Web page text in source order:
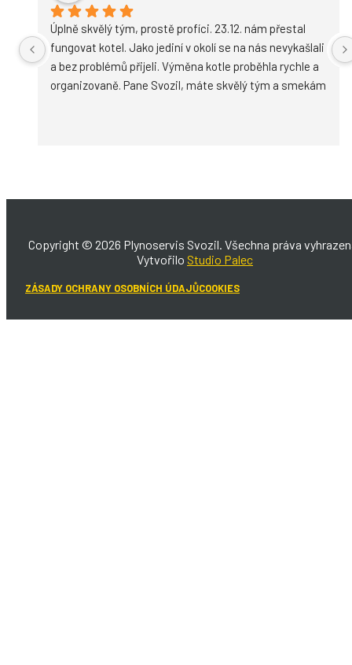
Úplně skvělý tým, prostě profíci. 23.12. nám přestal
fungovat kotel. Jako jediní v okolí se na nás nevykašlali
a bez problémů přijeli. Výměna kotle proběhla rychle a
organizovaně. Pane Svozil, máte skvělý tým a smekám
Copyright © 2026 Plynoservis Svozil. Všechna práva
Vytvořilo Studio Palec
ZÁSADY OCHRANY OSOBNÍCH ÚDAJŮCOOKIES